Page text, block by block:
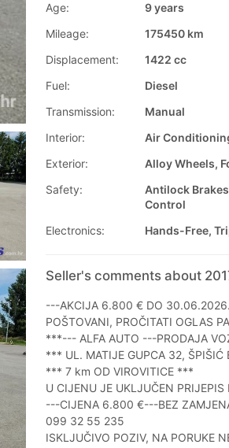
Age:
9 years
Mileage:
175450 km
Displacement:
1422 cc
Fuel:
Diesel
Transmission:
Manual
Interior:
Air
Exterior:
Alloy Wheels,
Safety:
Antilock
Control
Electronics:
Hands-Free,
Seller's comments about
---AKCIJA 6.800 € DO
POŠTOVANI, PROČITATI OGLAS
***--- ALFA AUTO ---PRODAJA
*** UL. MATIJE GUPCA 32, ŠPIŠIĆ
*** 7 km OD VIROVITICE ***
U CIJENU JE UKLJUČEN PRIJEPIS
---CIJENA 6.800 €---BEZ
099 32 55 235
ISKLJUČIVO POZIV, NA PORUKE